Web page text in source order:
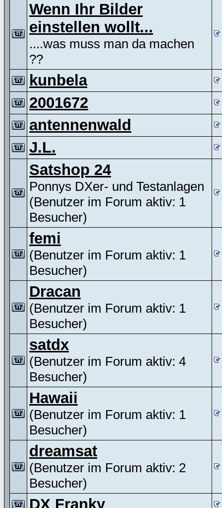
Wenn Ihr Bilder
einstellen wollt...
....was muss man da machen
??
kunbela
2001672
antennenwald
J.L.
Satshop 24
Ponnys DXer- und Testanlagen
(Benutzer im Forum aktiv: 1
Besucher)
femi
(Benutzer im Forum aktiv: 1
Besucher)
Dracan
(Benutzer im Forum aktiv: 1
Besucher)
satdx
(Benutzer im Forum aktiv: 4
Besucher)
Hawaii
(Benutzer im Forum aktiv: 1
Besucher)
dreamsat
(Benutzer im Forum aktiv: 2
Besucher)
DX Franky